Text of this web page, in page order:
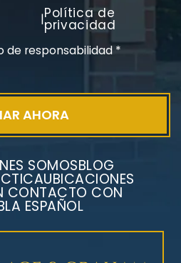
de polivinilo
Exposición
|Política de
privacidad
de responsabilidad*
SOMOSBLOG
UBICACIONES
CONTACTO CON
ESPAÑOL